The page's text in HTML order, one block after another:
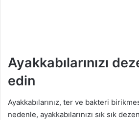
Ayakkabılarınızı
edin
Ayakkabılarınız, ter ve bakteri
nedenle, ayakkabılarınızı sık sık